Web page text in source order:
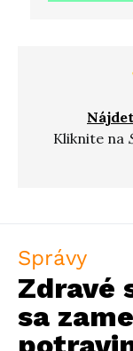
Kliknite na
Správy
Zdravé
sa